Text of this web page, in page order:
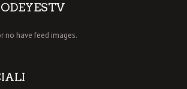
no have feed images.